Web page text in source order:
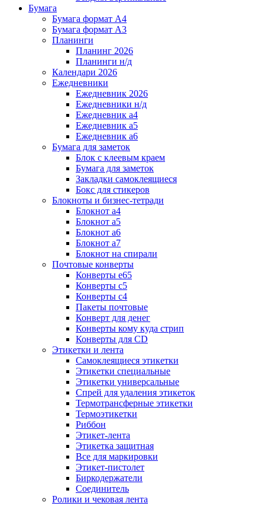
Бумага
Бумага формат А4
Бумага формат А3
Планинги
Планинг 2026
Планинги н/д
Календари 2026
Ежедневники
Ежедневник 2026
Ежедневники н/д
Ежедневник а4
Ежедневник а5
Ежедневник а6
Бумага для заметок
Блок с клеевым краем
Бумага для заметок
Закладки самоклеящиеся
Бокс для стикеров
Блокноты и бизнес-тетради
Блокнот а4
Блокнот а5
Блокнот а6
Блокнот а7
Блокнот на спирали
Почтовые конверты
Конверты е65
Конверты с5
Конверты с4
Пакеты почтовые
Конверт для денег
Конверты кому куда стрип
Конверты для CD
Этикетки и лента
Самоклеящиеся этикетки
Этикетки специальные
Этикетки универсальные
Спрей для удаления этикеток
Термотрансферные этикетки
Термоэтикетки
Риббон
Этикет-лента
Этикетка защитная
Все для маркировки
Этикет-пистолет
Биркодержатели
Соединитель
Ролики и чековая лента